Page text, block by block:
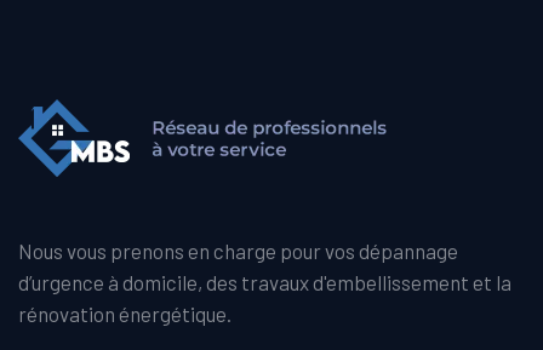
Nous vous prenons en charge pour vos dépannage
d’urgence à domicile, des travaux d'embellissement et la
rénovation énergétique.